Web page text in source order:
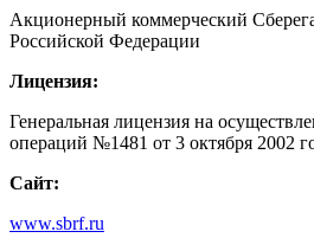
Акционерный коммерческий
Российской Федерации
Лицензия:
Генеральная лицензия на
операций №1481 от 3 октября 2002
Сайт:
www.sbrf.ru